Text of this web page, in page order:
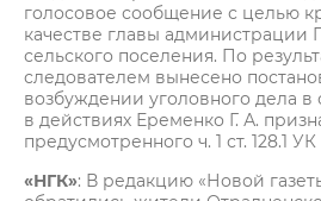
голосовое сообщение с целью
качестве главы администрации
сельского поселения. По
следователем вынесено
возбуждении уголовного дела в
в действиях Еременко Г. А.
предусмотренного ч. 1 ст. 128.1
«НГК»: В редакцию «Новой